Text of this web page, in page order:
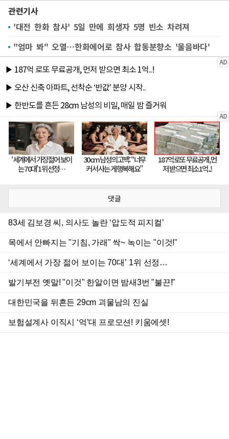
관련기사
'대전 한화 참사' 5일 만에 희생자 5명 빈소 차려져
"엄마 봐" 오열…한화에어로 참사 합동분향소 '울음바다'
댓글